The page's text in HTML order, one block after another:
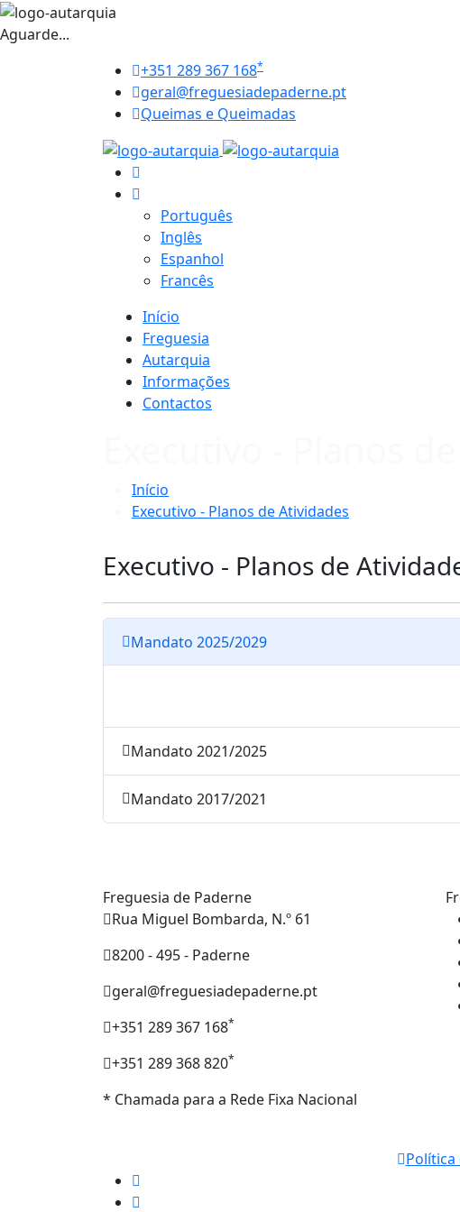
Aguarde...
+351 289 367 168*
geral@freguesiadepaderne.pt
Queimas e Queimadas
Português
Inglês
Espanhol
Francês
Início
Freguesia
Autarquia
Informações
Contactos
Início
Executivo - Planos de Atividades
Executivo - Planos de
Mandato 2025/2029
Mandato 2021/2025
Mandato 2017/2021
Freguesia de Paderne
Rua Miguel Bombarda, N.º 61
8200 - 495 - Paderne
geral@freguesiadepaderne.pt
+351 289 367 168*
+351 289 368 820*
* Chamada para a Rede Fixa Nacional
Política